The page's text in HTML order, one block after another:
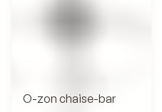
O-zon chaise-bar